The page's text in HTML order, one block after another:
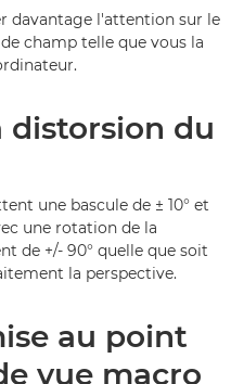
davantage l'attention sur le
champ telle que vous la
distorsion du
une bascule de ± 10° et
une rotation de la
de +/- 90° quelle que soit
la perspective.
au point
vue macro